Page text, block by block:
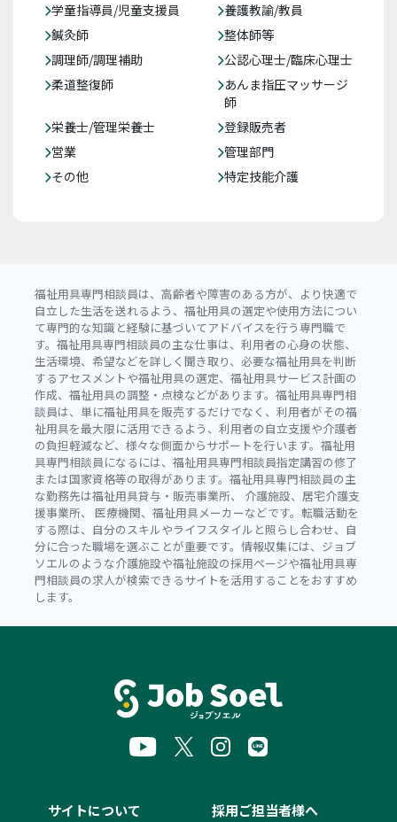
学童指導員/児童支援員
養護教諭/教員
鍼灸師
整体師等
調理師/調理補助
公認心理士/臨床心理士
柔道整復師
あんま指圧マッサージ
師
栄養士/管理栄養士
登録販売者
営業
管理部門
その他
特定技能介護
福祉用具専門相談員は、高齢者や障害のある方が、より快適で
自立した生活を送れるよう、福祉用具の選定や使用方法につい
て専門的な知識と経験に基づいてアドバイスを行う専門職で
す。福祉用具専門相談員の主な仕事は、利用者の心身の状態、
生活環境、希望などを詳しく聞き取り、必要な福祉用具を判断
するアセスメントや福祉用具の選定、福祉用具サービス計画の
作成、福祉用具の調整・点検などがあります。福祉用具専門相
談員は、単に福祉用具を販売するだけでなく、利用者がその福
祉用具を最大限に活用できるよう、利用者の自立支援や介護者
の負担軽減など、様々な側面からサポートを行います。福祉用
具専門相談員になるには、福祉用具専門相談員指定講習の修了
または国家資格等の取得があります。福祉用具専門相談員の主
な勤務先は福祉用具貸与・販売事業所、 介護施設、居宅介護支
援事業所、 医療機関、福祉用具メーカーなどです。転職活動を
する際は、自分のスキルやライフスタイルと照らし合わせ、自
分に合った職場を選ぶことが重要です。情報収集には、ジョブ
ソエルのような介護施設や福祉施設の採用ページや福祉用具専
門相談員の求人が検索できるサイトを活用することをおすすめ
します。
サイトについて 採用ご担当者様へ